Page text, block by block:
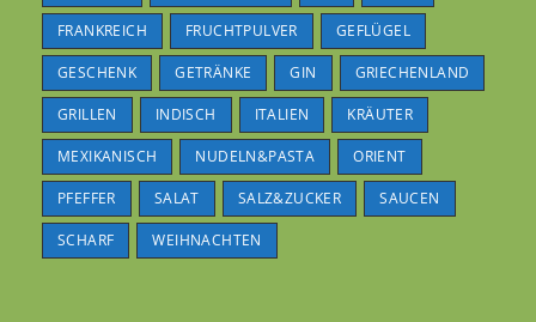
FRANKREICH FRUCHTPULVER GEFLÜGEL
GESCHENK GETRÄNKE GIN GRIECHENLAND
GRILLEN INDISCH ITALIEN KRÄUTER
MEXIKANISCH NUDELN&PASTA ORIENT
PFEFFER SALAT SALZ&ZUCKER SAUCEN
SCHARF WEIHNACHTEN